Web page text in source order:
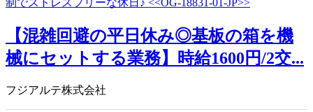
【混雑回避の平日休み◎基板の箱を機
械にセットする業務】時給1600円/2交...
フジアルテ株式会社